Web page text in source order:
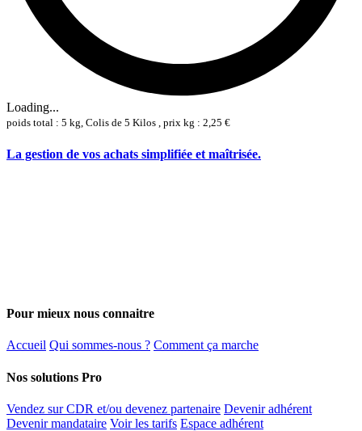
Loading...
poids total : 5 kg, Colis de 5 Kilos , prix kg : 2,25 €
La gestion de vos achats simplifiée et maîtrisée.
Pour mieux nous connaitre
Accueil Qui sommes-nous ? Comment ça marche
Nos solutions Pro
Vendez sur CDR et/ou devenez partenaire Devenir adhérent
Devenir mandataire Voir les tarifs Espace adhérent